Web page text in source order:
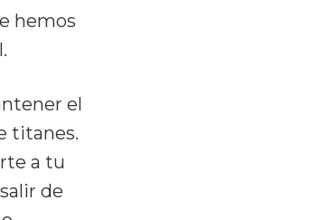
hemos
el
titanes.
a tu
de